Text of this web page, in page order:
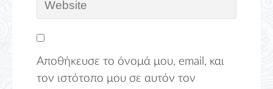
Αποθήκευσε το όνομά μου, email, και
τον ιστότοπο μου σε αυτόν τον